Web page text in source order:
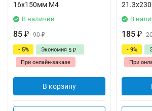
16х150мм М4
В наличии
85 ₽ 90₽
- 5% Экономия 5 ₽
При онлайн-заказе
В корзину
В
185 ₽
- 9%
При